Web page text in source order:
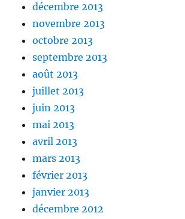
décembre 2013
novembre 2013
octobre 2013
septembre 2013
août 2013
juillet 2013
juin 2013
mai 2013
avril 2013
mars 2013
février 2013
janvier 2013
décembre 2012